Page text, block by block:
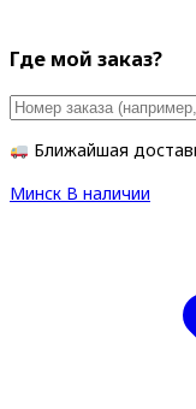
Где мой заказ?
Ближайшая
Минск В наличии